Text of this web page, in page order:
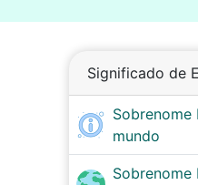
Significado de
Sobrenome
mundo
Sobrenome